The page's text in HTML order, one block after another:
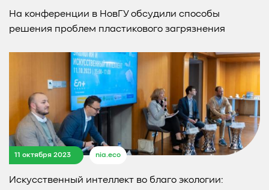
На конференции в НовГУ обсудили способы
решения проблем пластикового загрязнения
11 октября 2023 nia.eco
Искусственный интеллект во благо экологии: